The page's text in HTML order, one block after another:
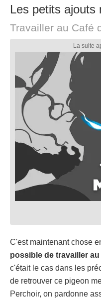
Les petits ajouts
Travailler au Café
C'est maintenant chose
possible de travailler
c'était le cas dans les
de retrouver ce pigeon
Perchoir, on pardonne